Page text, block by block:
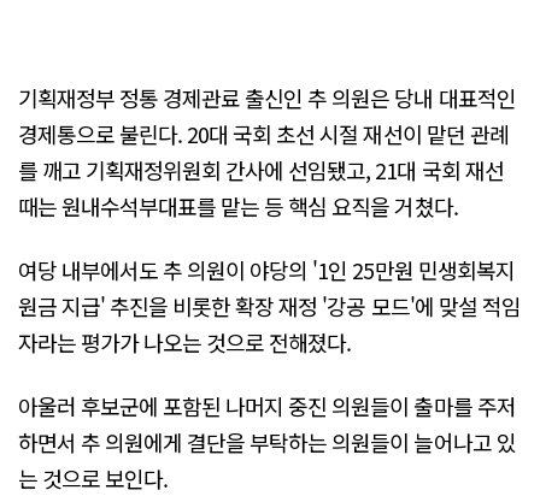
기획재정부 정통 경제관료 출신인 추 의원은 당내 대표적인
경제통으로 불린다. 20대 국회 초선 시절 재선이 맡던 관례
를 깨고 기획재정위원회 간사에 선임됐고, 21대 국회 재선
때는 원내수석부대표를 맡는 등 핵심 요직을 거쳤다.
여당 내부에서도 추 의원이 야당의 '1인 25만원 민생회복지
원금 지급' 추진을 비롯한 확장 재정 '강공 모드'에 맞설 적임
자라는 평가가 나오는 것으로 전해졌다.
아울러 후보군에 포함된 나머지 중진 의원들이 출마를 주저
하면서 추 의원에게 결단을 부탁하는 의원들이 늘어나고 있
는 것으로 보인다.